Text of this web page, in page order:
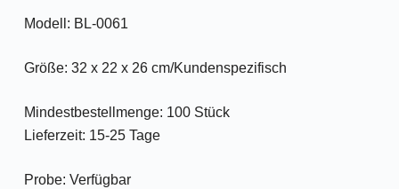
Modell: BL-0061
Größe: 32 x 22 x 26 cm/Kundenspezifisch
Mindestbestellmenge: 100 Stück
Lieferzeit: 15-25 Tage
Probe: Verfügbar